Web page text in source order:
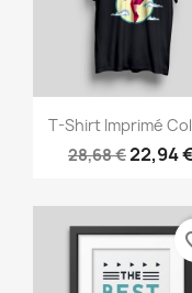
Aperçu
T-Shirt Imprimé
28,68 €22,94